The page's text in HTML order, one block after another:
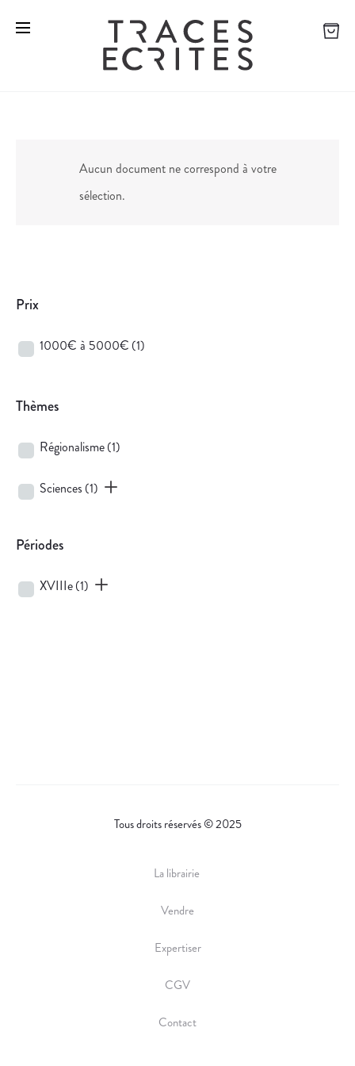
Aucun document ne correspond à votre
sélection.
Prix
1000€ à 5000€ (1)
Thèmes
Régionalisme(1)
Sciences (1)
Périodes
XVIIIe(1)
Tous droits réservés © 2025
La librairie
Vendre
Expertiser
CGV
Contact